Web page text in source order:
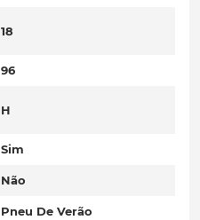
18
96
H
Sim
Não
Pneu De Verão